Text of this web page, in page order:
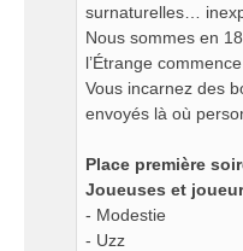
surnaturelles…
Nous sommes en
l’Étrange commence
Vous incarnez des
envoyés là où
Place première
Joueuses et
- Modestie
- Uzz